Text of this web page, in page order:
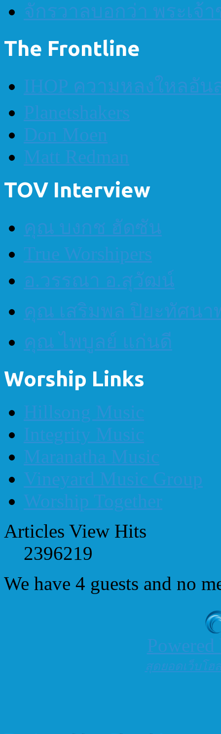
จักรวาลบอกว่า พระเจ้
The Frontline
IHOP ความหลงใหลอัน
Planetshakers
Don Moen
Matt Redman
TOV Interview
คุณ บงกช ฮัดซัน
True Worshipers
อ.วรรณา อ.สุวัฒน์
คุณ เสริมพล ปิยะทัศนา
คุณ ไพบูลย์ แก่นดี
Worship Links
Hillsong Music
Integrity Music
Maranatha Music
Vineyard Music Group
Worship Together
Articles View Hits
2396219
We have 4 guests and no
สุดยอดเว็บโ